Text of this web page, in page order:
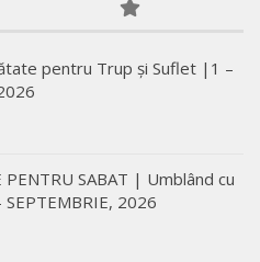
pentru Trup și Suflet |1 –
PENTRU SABAT | Umblând cu
2026